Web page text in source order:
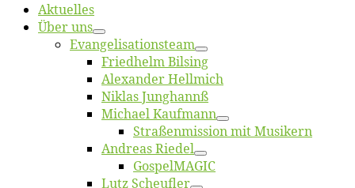
Ak­tu­el­les
Über uns
Evangelisa­tions­team
Fried­helm Bilsing
Alex­an­der Hellmich
Ni­klas Junghannß
Mi­cha­el Kaufmann
Straßenmis­sion mit Musikern
An­dre­as Riedel
Gos­pel­MA­GIC
Lutz Scheuf­ler